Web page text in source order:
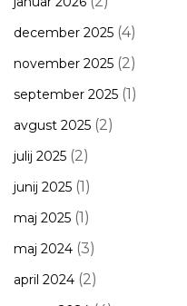
december 2025 (4)
november 2025 (2)
september 2025 (1)
avgust 2025 (2)
julij 2025 (2)
junij 2025 (1)
maj 2025 (1)
maj 2024 (3)
april 2024 (2)